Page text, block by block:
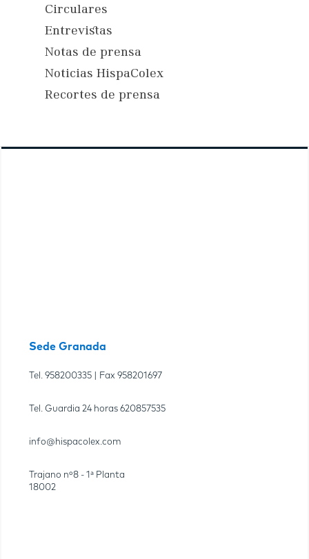
Circulares
Entrevistas
Notas de prensa
Noticias HispaColex
Recortes de prensa
Sede Granada
Tel. 958200335 | Fax 958201697
Tel. Guardia 24 horas 620857535
info@hispacolex.com
Trajano nº8 - 1ª Planta
18002